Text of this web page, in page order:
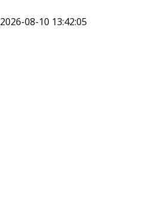
2026-08-10 13:42:05